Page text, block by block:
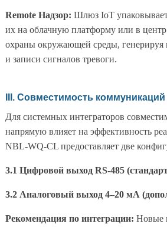
Remote Надзор: Шлюз IoT
их на облачную платформу или в
охраны окружающей среды, генерируя
и записи сигналов тревоги.
III. Совместимость
Для системных интеграторов
напрямую влияет на эффективность
NBL-WQ-CL предоставляет две
3.1 Цифровой выход RS-485
3.2 Аналоговый выход 4–20 мА
Рекомендация по интеграции: Новые